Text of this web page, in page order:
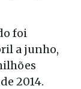
foi
a junho,
2014.